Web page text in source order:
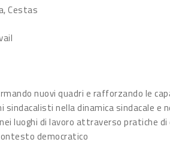
Cestas
nuovi quadri e rafforzando le
sindacalisti nella dinamica sindacale e
luoghi di lavoro attraverso pratiche di
democratico